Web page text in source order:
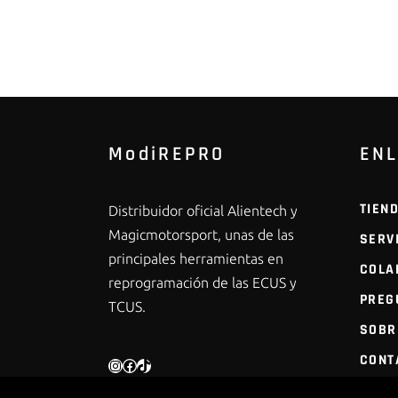
ModiREPRO
Distribuidor oficial Alientech y
Magicmotorsport, unas de las
principales herramientas en
reprogramación de las ECUS y
TCUS.
INSTAGRAM
FACEBOOK
TIKTOK